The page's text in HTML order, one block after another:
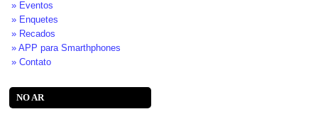
» Eventos
» Enquetes
» Recados
» APP para Smarthphones
» Contato
NO AR